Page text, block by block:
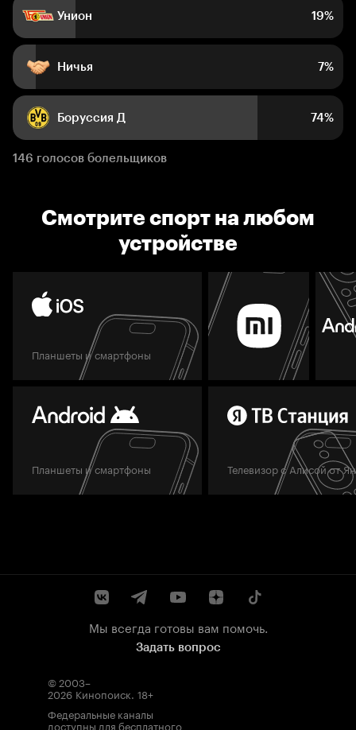
Унион 19%
Ничья 7%
Боруссия Д 74%
146 голосов болельщиков
Смотрите спорт на любом
устройстве
Планшеты и смартфоны
Планшеты и смартфоны Телевизор с Алисой от
Мы всегда готовы вам помочь.
Задать вопрос
© 2003–
2026 Кинопоиск 18+
Федеральные каналы
доступны для бесплатного